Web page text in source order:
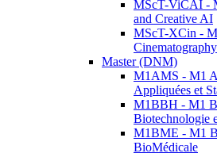
MScT-ViCAI -
and Creative AI
MScT-XCin -
Master (DNM)
M1AMS - M1
Appliquées et
M1BBH - M1
Biotechnologie
M1BME - M1
BioMédicale